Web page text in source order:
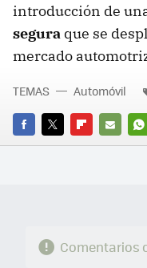
introducción de
segura que se
mercado
FACEBOOK
TWITTERFLIPBOARD
E-
TEMAS Automóvil
Comentarios